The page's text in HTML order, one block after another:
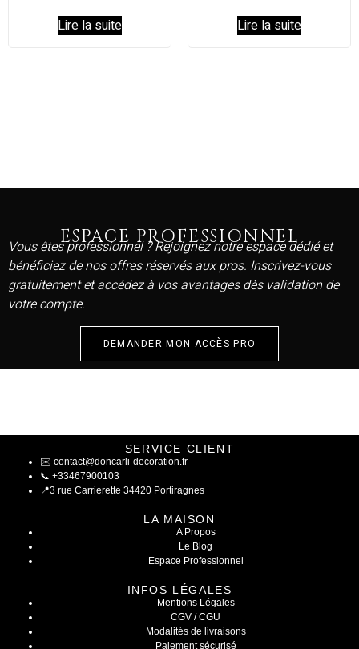
Lire la suite Lire la suite
ESPACE PROFESSIONNEL
Vous êtes professionnel ? Rejoignez notre espace dédié et
bénéficiez de nos offres réservés aux pros. Inscrivez-vous
gratuitement et accédez à vos avantages dès validation de
votre compte.
DEMANDER MON ACCÈS PRO
SERVICE CLIENT
✉️ contact@doncarli-decoration.fr
📞 +33467900103
📍3 rue Carrierette 34420 Portiragnes
LA MAISON
A Propos
Le Blog
Espace Professionnel
INFOS LÉGALES
Mentions Légales
CGV / CGU
Modalités de livraisons
Paiement sécurisé